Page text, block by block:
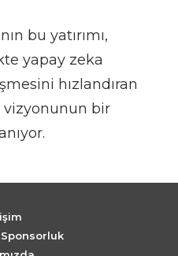
bu yatırımı,
yapay zeka
hızlandıran
bir